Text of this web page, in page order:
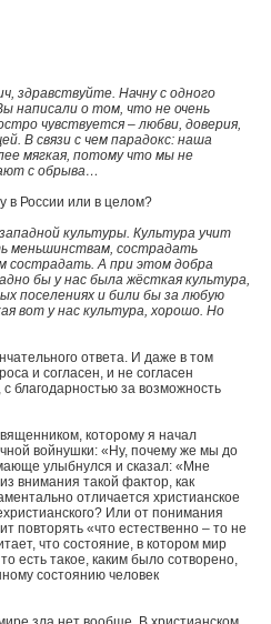
здравствуйте. Начну с одного
написали о том, что не очень
чувствуется – любви, доверия,
В связи с чем парадокс: наша
мягкая, потому что мы не
с обрыва…
в России или в целом?
культуры. Культура учит
меньшинствам, сострадать
сострадать. А при этом добра
бы у нас была жёсткая культура,
поселениях и били бы за любую
вот у нас культура, хорошо. Но
ответа. И даже в том
и согласен, и не согласен
благодарностью за возможность
которому я начал
войнушки: «Ну, почему же мы до
улыбнулся и сказал: «Мне
внимания такой фактор, как
отличается христианское
Или от понимания
повторять «что естественно – то не
что состояние, в котором мир
есть такое, каким было сотворено,
состоянию человек